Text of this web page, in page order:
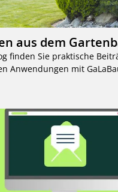
aus dem
finden Sie praktische
Anwendungen mit